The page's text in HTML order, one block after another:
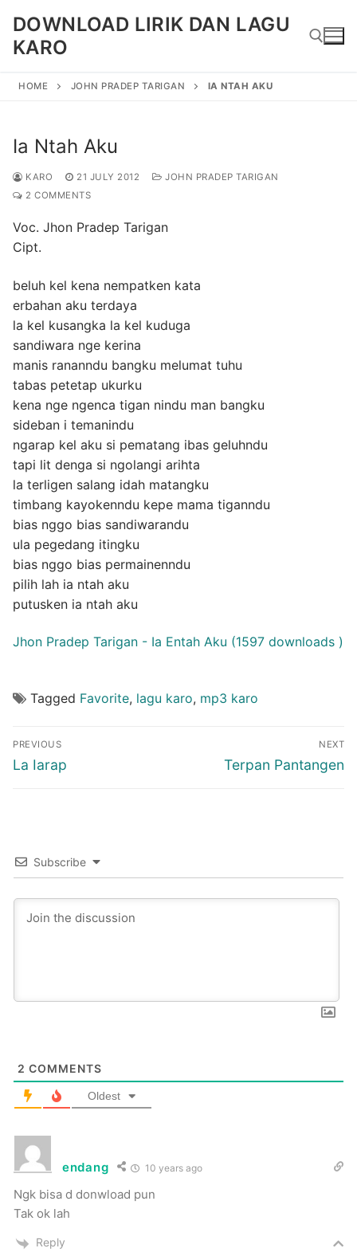
content
DOWNLOAD LIRIK DAN LAGU
KARO
HOME JOHN PRADEP TARIGAN IA NTAH AKU
Ia Ntah Aku
KARO 21 JULY 2012
JOHN PRADEP TARIGAN
2 COMMENTS
Voc. Jhon Pradep Tarigan
Cipt.
beluh kel kena nempatken kata
erbahan aku terdaya
la kel kusangka la kel kuduga
sandiwara nge kerina
manis rananndu bangku melumat tuhu
tabas petetap ukurku
kena nge ngenca tigan nindu man bangku
sideban i temanindu
ngarap kel aku si pematang ibas geluhndu
tapi lit denga si ngolangi arihta
la terligen salang idah matangku
timbang kayokenndu kepe mama tiganndu
bias nggo bias sandiwarandu
ula pegedang itingku
bias nggo bias permainenndu
pilih lah ia ntah aku
putusken ia ntah aku
Jhon Pradep Tarigan - Ia Entah Aku (1597 downloads )
Tagged Favorite, lagu karo, mp3 karo
Post
navigation
PREVIOUS
Previous
La Iarap
NEXT
Next
Terpan Pantangen
Subscribe
2 COMMENTS
Oldest
endang 10 years ago
Ngk bisa d donwload pun
Tak ok lah
Reply